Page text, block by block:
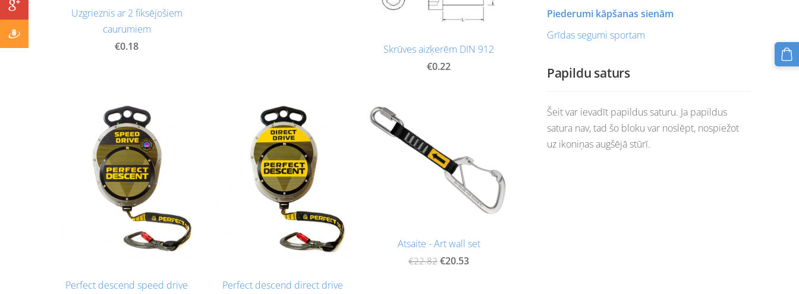
Piederumi kāpšanas sienām
Grīdas segumi sportam
Papildu saturs
Šeit var ievadīt papildus saturu. Ja papildus
satura nav, tad šo bloku var noslēpt, nospiežot
uz ikoniņas augšējā stūrī.
Uzgrieznis ar 2 fiksējošiem
caurumiem
€0.18
Skrūves aizķerēm DIN 912
€0.22
Perfect descend speed drive
Perfect descend direct drive
Atsaite - Art wall set
€22.82 €20.53